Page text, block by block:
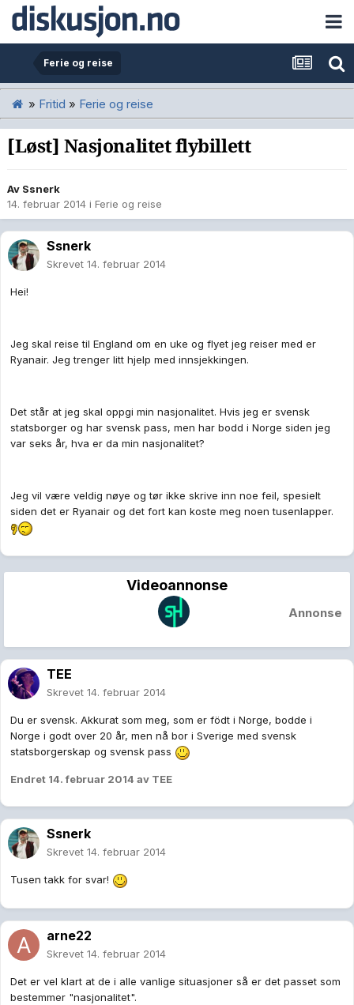
Ferie og reise
» Fritid » Ferie og reise
[Løst] Nasjonalitet flybillett
Av Ssnerk
14. februar 2014 i Ferie og reise
Ssnerk
Skrevet 14. februar 2014
Hei!
Jeg skal reise til England om en uke og flyet jeg reiser med er
Ryanair. Jeg trenger litt hjelp med innsjekkingen.
Det står at jeg skal oppgi min nasjonalitet. Hvis jeg er svensk
statsborger og har svensk pass, men har bodd i Norge siden jeg
var seks år, hva er da min nasjonalitet?
Jeg vil være veldig nøye og tør ikke skrive inn noe feil, spesielt
siden det er Ryanair og det fort kan koste meg noen tusenlapper.
Videoannonse
Annonse
TEE
Skrevet 14. februar 2014
Du er svensk. Akkurat som meg, som er födt i Norge, bodde i
Norge i godt over 20 år, men nå bor i Sverige med svensk
statsborgerskap og svensk pass
Endret 14. februar 2014 av TEE
Ssnerk
Skrevet 14. februar 2014
Tusen takk for svar!
arne22
Skrevet 14. februar 2014
Det er vel klart at de i alle vanlige situasjoner så er det passet som
bestemmer "nasjonalitet".